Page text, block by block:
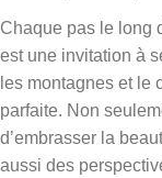
Chaque pas le long
est une invitation à
les montagnes et le
parfaite. Non
d’embrasser la
aussi des